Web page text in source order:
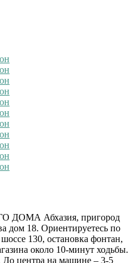
Абхазия, пригород
дом 18. Ориентируетесь по
130, остановка фонтан,
около 10-минут ходьбы.
До центра на машине – 3-5